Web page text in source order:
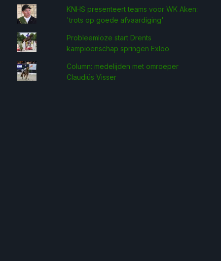
KNHS presenteert teams voor WK Aken:
'trots op goede afvaardiging'
Probleemloze start Drents
kampioenschap springen Exloo
Column: medelijden met omroeper
Claudiüs Visser